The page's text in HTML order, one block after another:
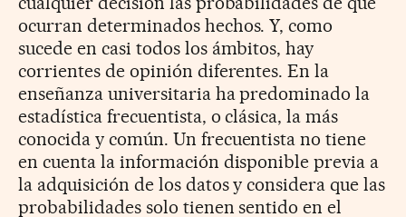
ocurran determinados hechos. Y, como
sucede en casi todos los ámbitos, hay
corrientes de opinión diferentes. En la
enseñanza universitaria ha predominado la
estadística frecuentista, o clásica, la más
conocida y común. Un frecuentista no tiene
en cuenta la información disponible previa a
la adquisición de los datos y considera que las
probabilidades solo tienen sentido en el